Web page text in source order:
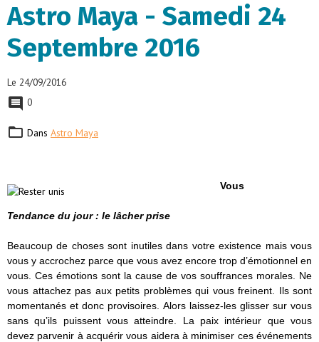
Astro Maya - Samedi 24
Septembre 2016
Le 24/09/2016
0
Dans Astro Maya
Vous
Tendance du jour : le lâcher prise
Beaucoup de choses sont inutiles dans votre existence mais vous
vous y accrochez parce que vous avez encore trop d’émotionnel en
vous. Ces émotions sont la cause de vos souffrances morales. Ne
vous attachez pas aux petits problèmes qui vous freinent. Ils sont
momentanés et donc provisoires. Alors laissez-les glisser sur vous
sans qu’ils puissent vous atteindre. La paix intérieur que vous
devez parvenir à acquérir vous aidera à minimiser ces événements